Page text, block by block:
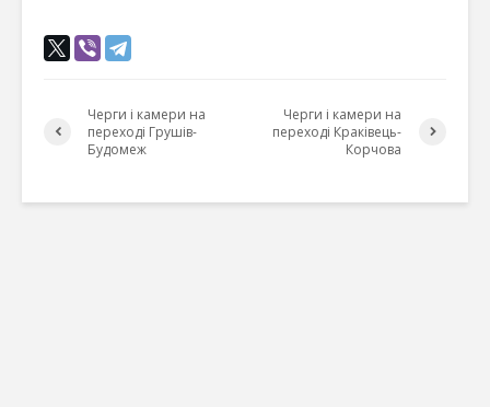
Черги і камери на
переході Грушів-
Будомеж
Черги і камери на
переході Краківець-
Корчова